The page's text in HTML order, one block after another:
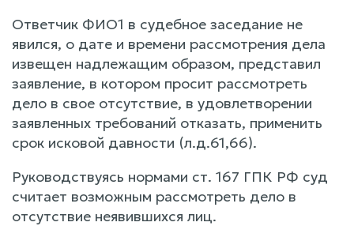
Ответчик ФИО1 в судебное заседание не
явился, о дате и времени рассмотрения дела
извещен надлежащим образом, представил
заявление, в котором просит рассмотреть
дело в свое отсутствие, в удовлетворении
заявленных требований отказать, применить
срок исковой давности (л.д.61,66).
Руководствуясь нормами ст. 167 ГПК РФ суд
считает возможным рассмотреть дело в
отсутствие неявившихся лиц.